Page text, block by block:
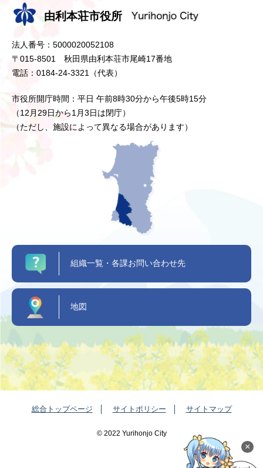
×
由利本荘市役所
法人番号：5000020052108
〒015-8501 秋田県由利本荘市尾崎17番地
電話：0184-24-3321（代表）
市役所開庁時間：平日 午前8時30分から午後5時15分
（12月29日から1月3日は閉庁）
（ただし、施設によって異なる場合があります）
組織一覧・各課お問い合わせ先
地図
総合トップページ サイトポリシー サイトマップ
©️ 2022 Yurihonjo City